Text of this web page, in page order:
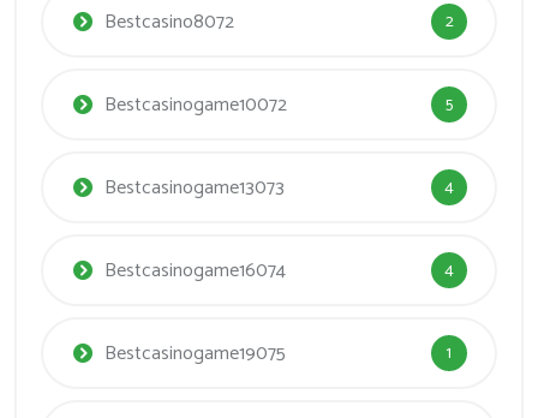
Bestcasino8072 2
Bestcasinogame10072 5
Bestcasinogame13073 4
Bestcasinogame16074 4
Bestcasinogame19075 1